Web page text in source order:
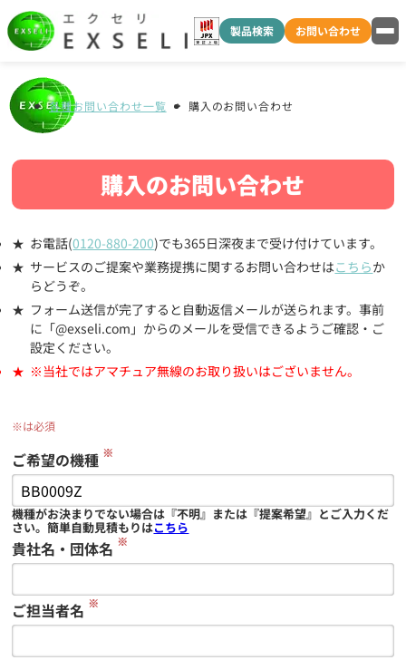
製品検索 お問い合わせ
各種お問い合わせ一覧 購入のお問い合わせ
購入のお問い合わせ
お電話(0120-880-200)でも365日深夜まで受け付けています。
サービスのご提案や業務提携に関するお問い合わせはこちらか
らどうぞ。
フォーム送信が完了すると自動返信メールが送られます。事前
に「@exseli.com」からのメールを受信できるようご確認・ご
設定ください。
※当社ではアマチュア無線のお取り扱いはございません。
※は必須
ご希望の機種 ※
機種がお決まりでない場合は『不明』または『提案希望』とご入力くだ
さい。簡単自動見積もりはこちら
貴社名・団体名 ※
ご担当者名 ※